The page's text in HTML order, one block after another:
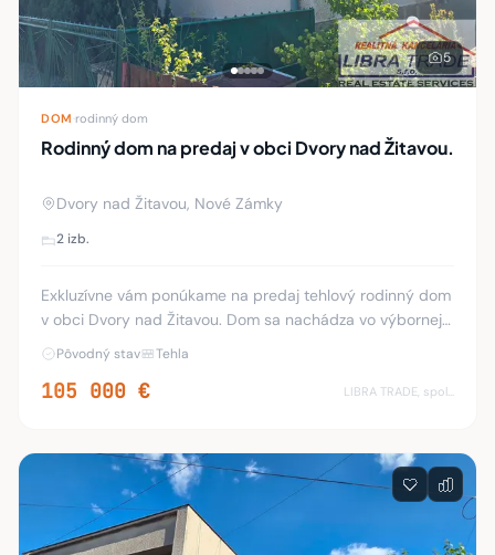
5
DOM rodinný dom
Rodinný dom na predaj v obci Dvory nad Žitavou.
Dvory nad Žitavou, Nové Zámky
2 izb.
Exkluzívne vám ponúkame na predaj tehlový rodinný dom
v obci Dvory nad Žitavou. Dom sa nachádza vo výbornej
lokalite neďaleko centra a leží na pozemku o rozlohe 800
m2. Dispozícia: Závetrie, chodba,
Pôvodný stav Tehla
105 000 €